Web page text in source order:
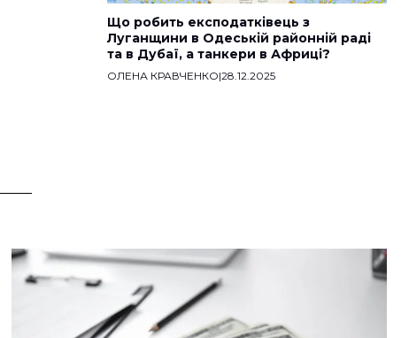
Що робить експодатківець з
Луганщини в Одеській районній раді
та в Дубаї, а танкери в Африці?
ОЛЕНА КРАВЧЕНКО|28.12.2025